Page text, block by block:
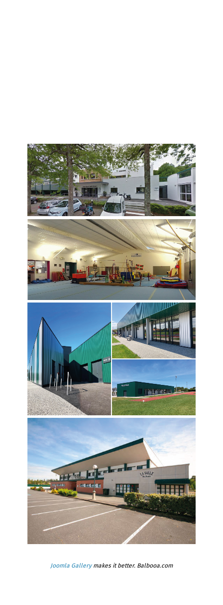
Joomla Gallerymakes it better. Balbooa.com